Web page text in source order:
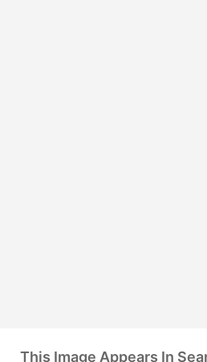
This Image Appears In